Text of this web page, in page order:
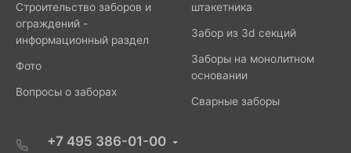
Строительство заборов и
ограждений -
информационный раздел
Фото
Вопросы о заборах
штакетника
Забор из 3d секций
Заборы на монолитном
основании
Сварные заборы
+7 495 386-01-00